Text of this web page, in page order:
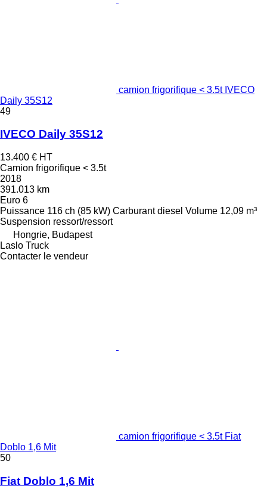
camion frigorifique < 3.5t IVECO
Daily 35S12
49
IVECO Daily 35S12
13.400 € HT
Camion frigorifique < 3.5t
2018
391.013 km
Euro 6
Puissance 116 ch (85 kW) Carburant diesel Volume 12,09 m³
Suspension ressort/ressort
Hongrie, Budapest
Laslo Truck
Contacter le vendeur
camion frigorifique < 3.5t Fiat
Doblo 1,6 Mit
50
Fiat Doblo 1,6 Mit